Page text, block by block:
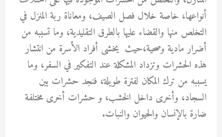
أنواعها، خاصة خلال فصل الصيف، ومعاناة ربة المنزل في
التخلص منها والقضاء عليها بالطرق التقليدية، وما تسببه من
أضرار مادية وصحية،حيث يخشى أفراد الأسرة من انتشار
هذه الحشرات وتزداد المشكلة عند التفكير في السفر، وما
يسببه من ترك المكان لفترة طويلة، فنجد حشرات بين
السجاد، وأخرى داخل الخشب، و حشرات أخرى مختلفة
ضارة بالإنسان والحيوان والنبات.